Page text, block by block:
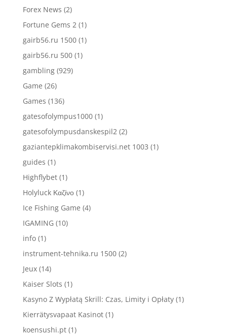
Forex News (2)
Fortune Gems 2(1)
gairb56.ru 1500(1)
gairb56.ru 500(1)
gambling(929)
Game (26)
Games (136)
gatesofolympus1000(1)
gatesofolympusdanskespil2(2)
gaziantepklimakombiservisi.net 1003 (1)
guides (1)
Highflybet(1)
Holyluck Καζίνο(1)
Ice Fishing Game (4)
IGAMING (10)
info(1)
instrument-tehnika.ru 1500(2)
Jeux(14)
Kaiser Slots (1)
Kasyno Z Wypłatą Skrill: Czas, Limity i Opłaty(1)
Kierrätysvapaat Kasinot(1)
koensushi.pt(1)